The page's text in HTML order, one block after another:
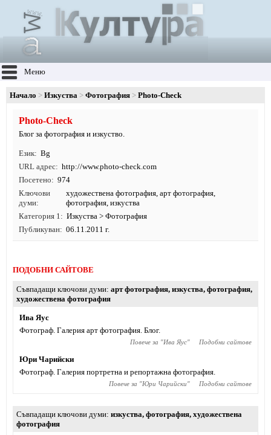
Меню
Начало Изкуства Фотография Photo-Check
Photo-Check
Блог за фотография и изкуство.
Език
Bg
URL адрес
http://www.photo-check.com
Посетено
974
Ключови
думи
художествена фотография, арт фотография,
фотография, изкуства
Категория 1
Изкуства > Фотография
Публикуван
06.11.2011 г.
ПОДОБНИ САЙТОВЕ
Съвпадащи ключови думи арт фотография, изкуства, фотография,
художествена фотография
Ива Яус
Фотограф. Галерия арт фотография. Блог.
Повече за "Ива Яус" Подобни сайтове
Юри Чарийски
Фотограф. Галерия портретна и репортажна фотография.
Повече за "Юри Чарийски" Подобни сайтове
Съвпадащи ключови думи изкуства, фотография, художествена
фотография